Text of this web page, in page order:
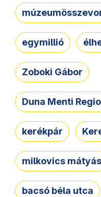
egymillió
Zoboki Gábor
Duna Menti
kerékpár
milkovics mátyás
bacsó béla utca